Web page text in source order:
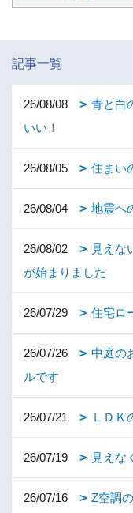
記事一覧
26/08/08
青と白
いい！
26/08/05 住まい
26/08/04 地震へ
26/08/02
見えな
が始まりました
26/07/29 住宅ロ
26/07/26
中庭の
ルです
26/07/21 ＬＤＫ
26/07/19 見えな
26/07/16 Z空調